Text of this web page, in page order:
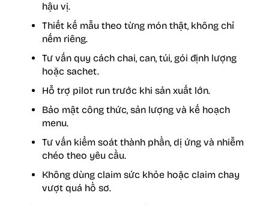
hậu vị.
Thiết kế mẫu theo từng món thật, không chỉ
nếm riêng.
Tư vấn quy cách chai, can, túi, gói định lượng
hoặc sachet.
Hỗ trợ pilot run trước khi sản xuất lớn.
Bảo mật công thức, sản lượng và kế hoạch
menu.
Tư vấn kiểm soát thành phần, dị ứng và nhiễm
chéo theo yêu cầu.
Không dùng claim sức khỏe hoặc claim chay
vượt quá hồ sơ.